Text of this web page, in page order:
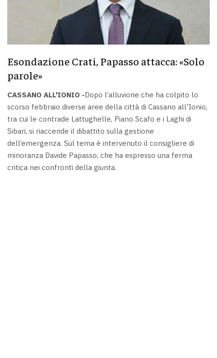
Esondazione Crati, Papasso attacca: «Solo
parole»
CASSANO ALL'IONIO -Dopo l’alluvione che ha colpito lo
scorso febbraio diverse aree della città di Cassano all'Ionio,
tra cui le contrade Lattughelle, Piano Scafo e i Laghi di
Sibari, si riaccende il dibattito sulla gestione
dell’emergenza. Sul tema è intervenuto il consigliere di
minoranza Davide Papasso, che ha espresso una ferma
critica nei confronti della giunta.